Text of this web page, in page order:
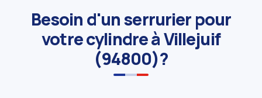
Besoin d'un serrurier pour
votre cylindre à Villejuif
(94800)?